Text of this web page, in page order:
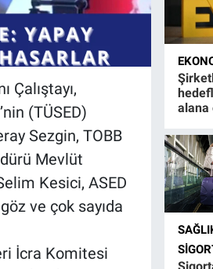
Çalıştayı,
(TÜSED)
Sezgin, TOBB
Mevlüt
Kesici, ASED
ve çok sayıda
İcra Komitesi
alana